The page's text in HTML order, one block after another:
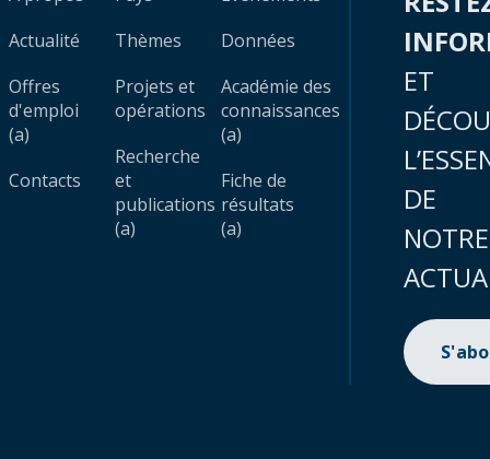
Actualité
Offres
d'emploi
(a)
Contacts
Thèmes
Projets et
opérations
Recherche
et
publications
(a)
Données
Académie des
connaissances
(a)
Fiche de
résultats
(a)
ET
DE
NOTRE